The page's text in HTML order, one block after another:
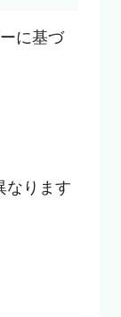
に基づ
なります